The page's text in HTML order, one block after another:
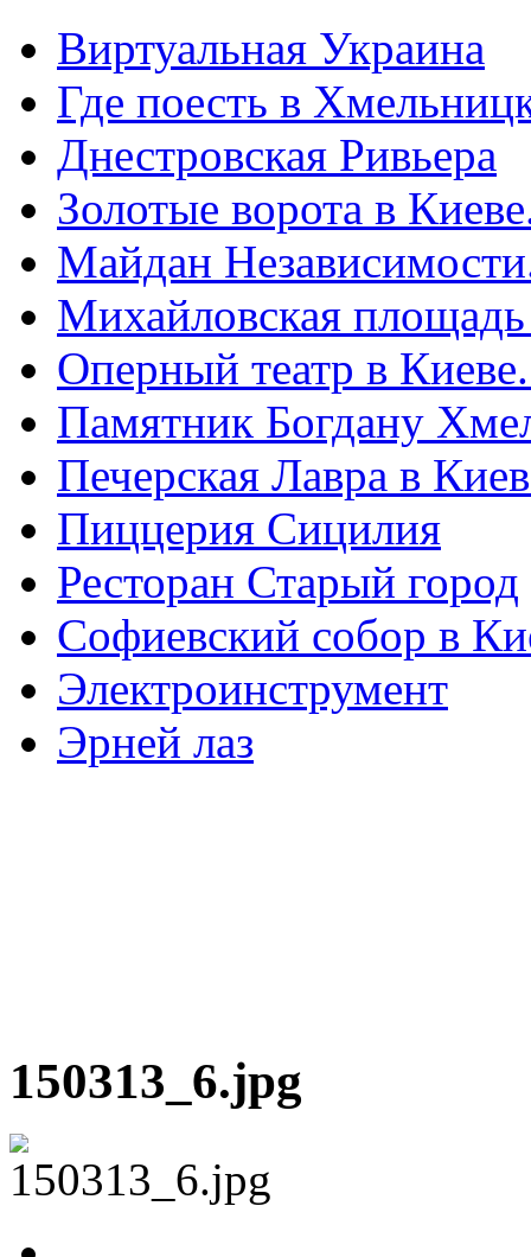
Виртуальная Украина
Где поесть в
Днестровская Ривьера
Золотые ворота в
Майдан
Михайловская
Оперный театр в
Памятник Богдану
Печерская Лавра в
Пиццерия Сицилия
Ресторан Старый город
Софиевский собор в
Электроинструмент
Эрней лаз
150313_6.jpg